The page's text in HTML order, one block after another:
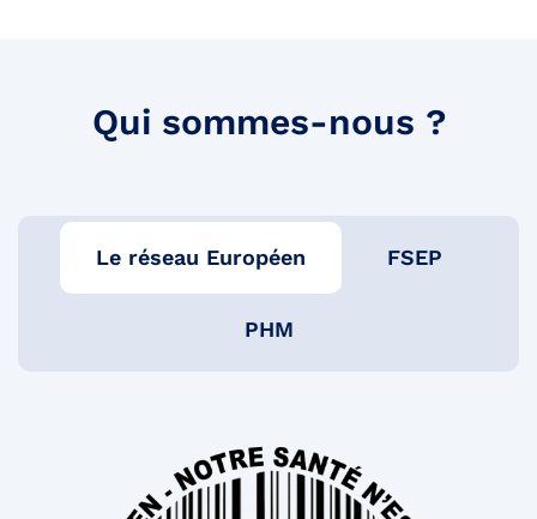
Qui sommes-nous ?
Le réseau Européen FSEP
PHM